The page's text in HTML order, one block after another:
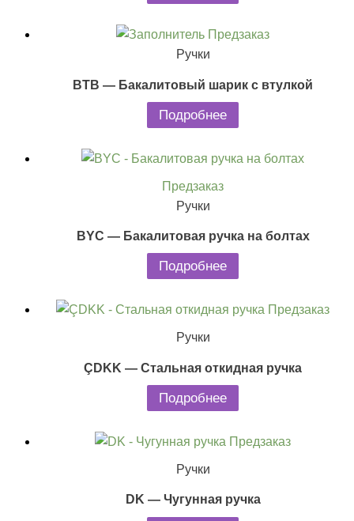
Предзаказ
Ручки
BTB — Бакалитовый шарик с втулкой
Подробнее
Предзаказ
Ручки
BYC — Бакалитовая ручка на болтах
Подробнее
Предзаказ
Ручки
ÇDKK — Стальная откидная ручка
Подробнее
Предзаказ
Ручки
DK — Чугунная ручка